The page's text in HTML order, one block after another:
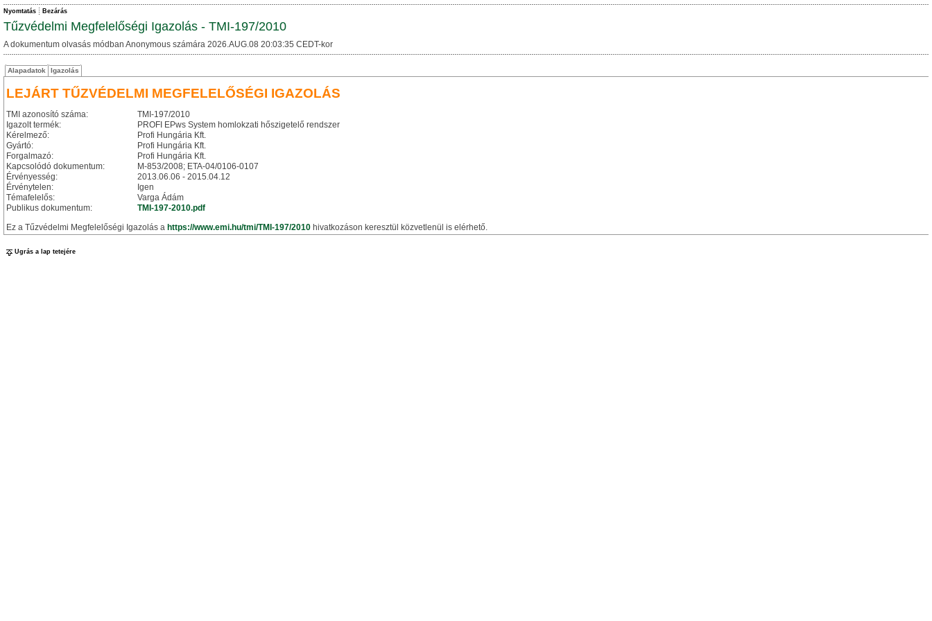
Nyomtatás Bezárás
Tűzvédelmi Megfelelőségi Igazolás - TMI-197/2010
A dokumentum olvasás módban Anonymous számára 2026.AUG.08 20:03:35 CEDT-kor
Alapadatok Igazolás
LEJÁRT TŰZVÉDELMI MEGFELELŐSÉGI IGAZOLÁS
TMI azonosító száma:
TMI-197/2010
Igazolt termék:
PROFI EPws System homlokzati hőszigetelő rendszer
Kérelmező:
Profi Hungária Kft.
Gyártó:
Profi Hungária Kft.
Forgalmazó:
Profi Hungária Kft.
Kapcsolódó dokumentum:
M-853/2008; ETA-04/0106-0107
Érvényesség:
2013.06.06 - 2015.04.12
Érvénytelen:
Igen
Témafelelős:
Varga Ádám
Publikus dokumentum:
TMI-197-2010.pdf
Ez a Tűzvédelmi Megfelelőségi Igazolás a https://www.emi.hu/tmi/TMI-197/2010 hivatkozáson keresztül közvetlenül is elérhető.
Ugrás a lap tetejére